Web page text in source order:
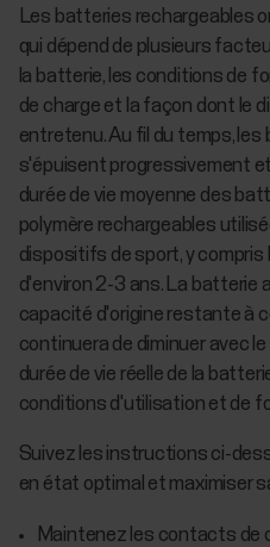
Les batteries rechargeables
qui dépend de plusieurs
la batterie, les conditions de
de charge et la façon dont le
entretenu. Au fil du temps,
s'épuisent progressivement
durée de vie moyenne des
polymère rechargeables
dispositifs de sport, y
d'environ 2-3 ans. La batterie
capacité d'origine restante à
continuera de diminuer avec
durée de vie réelle de la
conditions d'utilisation et de
Suivez les instructions ci-
en état optimal et maximiser
Maintenez les contacts de